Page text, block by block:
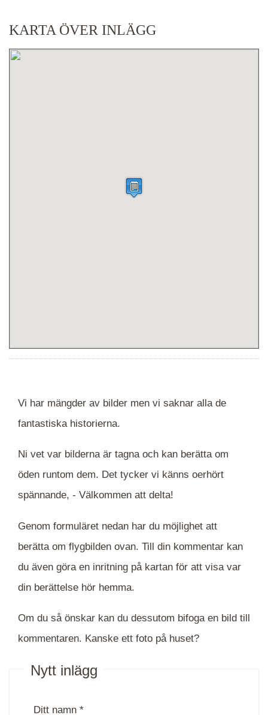
KARTA ÖVER INLÄGG
Vi har mängder av bilder men vi saknar alla de
fantastiska historierna.
Ni vet var bilderna är tagna och kan berätta om
öden runtom dem. Det tycker vi känns oerhört
spännande, - Välkommen att delta!
Genom formuläret nedan har du möjlighet att
berätta om flygbilden ovan. Till din kommentar kan
du även göra en inritning på kartan för att visa var
din berättelse hör hemma.
Om du så önskar kan du dessutom bifoga en bild till
kommentaren. Kanske ett foto på huset?
Nytt inlägg
Ditt namn *